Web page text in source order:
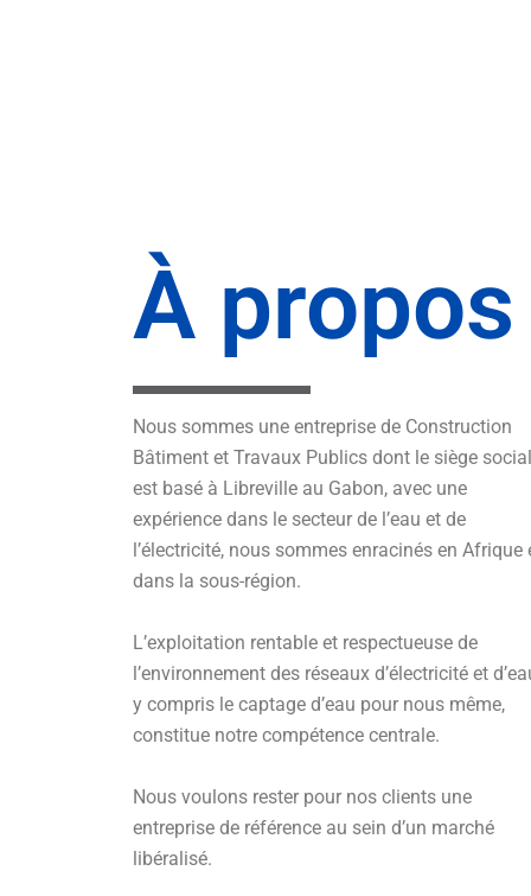
À propos
Nous sommes une entreprise de Construction
Bâtiment et Travaux Publics dont le siège social
est basé à Libreville au Gabon, avec une
expérience dans le secteur de l’eau et de
l’électricité, nous sommes enracinés en Afrique
dans la sous-région.
L’exploitation rentable et respectueuse de
l’environnement des réseaux d’électricité et
y compris le captage d’eau pour nous même,
constitue notre compétence centrale.
Nous voulons rester pour nos clients une
entreprise de référence au sein d’un marché
libéralisé.